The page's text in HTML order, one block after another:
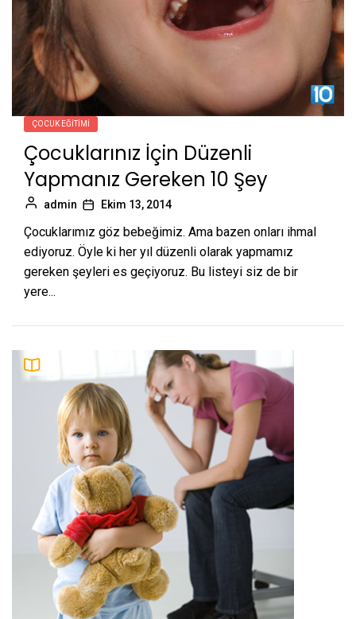
ÇOCUK EĞITIMI
Çocuklarınız İçin Düzenli
Yapmanız Gereken 10 Şey
admin Ekim 13, 2014
Çocuklarımız göz bebeğimiz. Ama bazen onları ihmal
ediyoruz. Öyle ki her yıl düzenli olarak yapmamız
gereken şeyleri es geçiyoruz. Bu listeyi siz de bir
yere...